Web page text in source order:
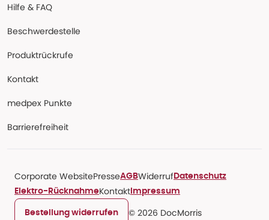
Hilfe & FAQ
Beschwerdestelle
Produktrückrufe
Kontakt
medpex Punkte
Barrierefreiheit
Corporate WebsitePresseAGBWiderruf Datenschutz
Elektro-RücknahmeKontakt Impressum
Bestellung widerrufen © 2026 DocMorris